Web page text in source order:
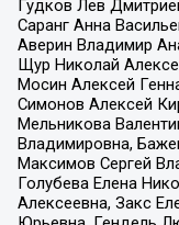
Гудков Лев
Саранг Анна
Аверин Владимир
Щур Николай
Мосин Алексей
Симонов Алексей
Мельникова
Владимировна,
Максимов Сергей
Голубева Елена
Алексеевна, Закс